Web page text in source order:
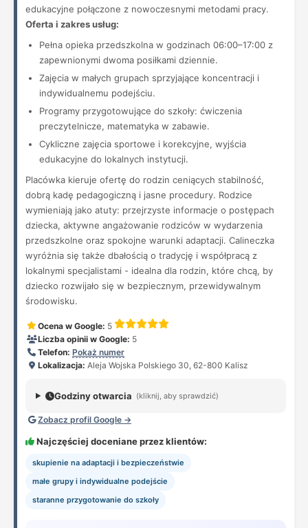
edukacyjne połączone z nowoczesnymi metodami pracy.
Oferta i zakres usług:
Pełna opieka przedszkolna w godzinach 06:00–17:00 z
zapewnionymi dwoma posiłkami dziennie.
Zajęcia w małych grupach sprzyjające koncentracji i
indywidualnemu podejściu.
Programy przygotowujące do szkoły: ćwiczenia
preczytelnicze, matematyka w zabawie.
Cykliczne zajęcia sportowe i korekcyjne, wyjścia
edukacyjne do lokalnych instytucji.
Placówka kieruje ofertę do rodzin ceniących stabilność,
dobrą kadę pedagogiczną i jasne procedury. Rodzice
wymieniają jako atuty: przejrzyste informacje o postępach
dziecka, aktywne angażowanie rodziców w wydarzenia
przedszkolne oraz spokojne warunki adaptacji. Calineczka
wyróżnia się także dbałością o tradycję i współpracą z
lokalnymi specjalistami - idealna dla rodzin, które chcą, by
dziecko rozwijało się w bezpiecznym, przewidywalnym
środowisku.
Ocena w Google: 5
Liczba opinii w Google: 5
Telefon: Pokaż numer
Lokalizacja: Aleja Wojska Polskiego 30, 62-800 Kalisz
Godziny otwarcia (kliknij, aby sprawdzić)
Zobacz profil Google →
Najczęściej doceniane przez klientów:
skupienie na adaptacji i bezpieczeństwie
małe grupy i indywidualne podejście
staranne przygotowanie do szkoły